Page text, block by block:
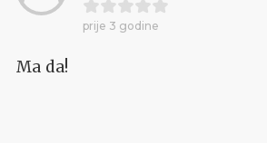
prije 3 godine
Ma da!